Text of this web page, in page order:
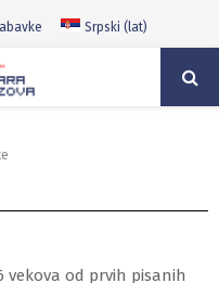
Srpski (lat)
vekova od prvih pisanih